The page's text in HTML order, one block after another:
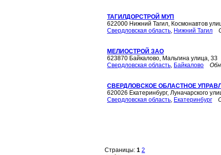
ТАГИЛДОРСТРОЙ МУП
622000 Нижний Тагил, Космонавтов
Свердловская область, Нижний Тагил
МЕЛИОСТРОЙ ЗАО
623870 Байкалово, Мальгина улица, 33
Свердловская область, Байкалово
СВЕРДЛОВСКОЕ ОБЛАСТНОЕ
620026 Екатеринбург, Луначарского
Свердловская область, Екатеринбург
Страницы: 1 2